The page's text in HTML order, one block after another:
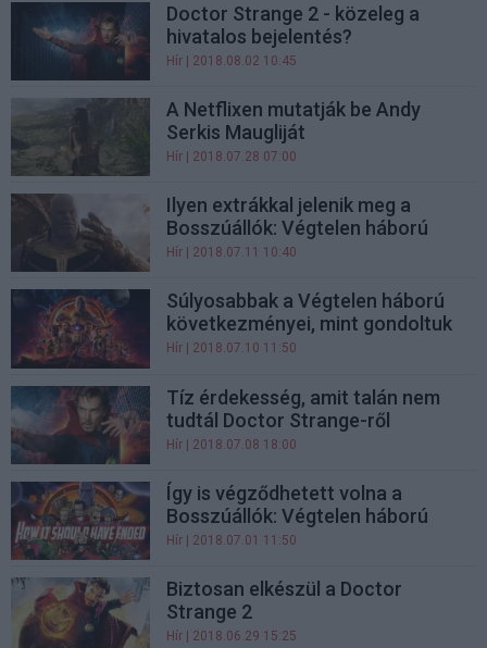
Doctor Strange 2 - közeleg a
hivatalos bejelentés?
Hír | 2018.08.02 10:45
A Netflixen mutatják be Andy
Serkis Maugliját
Hír | 2018.07.28 07:00
Ilyen extrákkal jelenik meg a
Bosszúállók: Végtelen háború
Hír | 2018.07.11 10:40
Súlyosabbak a Végtelen háború
következményei, mint gondoltuk
Hír | 2018.07.10 11:50
Tíz érdekesség, amit talán nem
tudtál Doctor Strange-ről
Hír | 2018.07.08 18:00
Így is végződhetett volna a
Bosszúállók: Végtelen háború
Hír | 2018.07.01 11:50
Biztosan elkészül a Doctor
Strange 2
Hír | 2018.06.29 15:25